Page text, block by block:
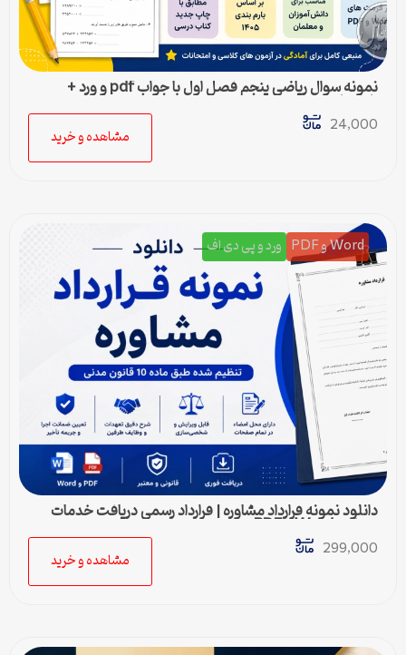
نمونه سوال ریاضی پنجم فصل اول با جواب pdf و ورد +
پاسخنامه
24,000
مشاهده و خرید
Word و PDF ورد و پی دی اف
دانلود نمونه قرارداد مشاوره | قرارداد رسمی دریافت خدمات
مشاوره Word و PDF
299,000
مشاهده و خرید